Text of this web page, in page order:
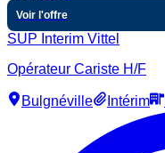
Voir l'offre
SUP Interim Vittel
Opérateur Cariste H/F
Bulgnéville Intérim